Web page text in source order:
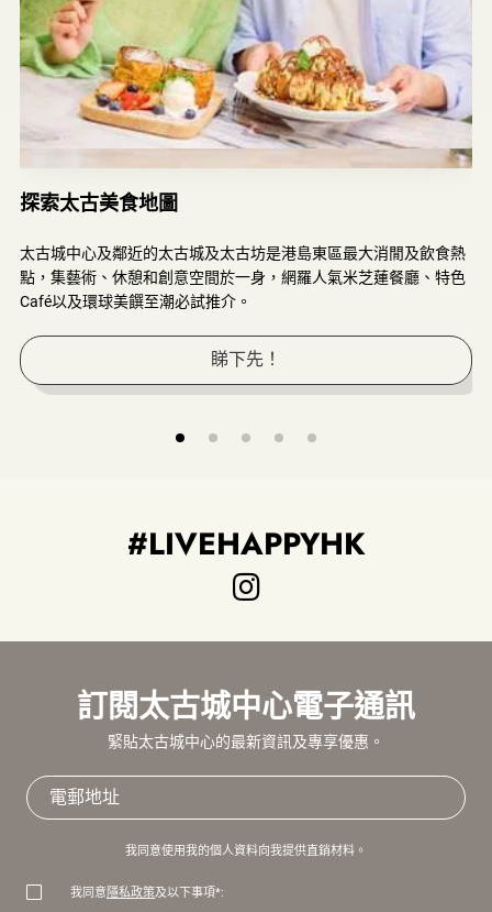
探索太古美食地圖
太古城中心及鄰近的太古城及太古坊是港島東區最大消閒及飲食熱
點 ， 集藝術、休憩和創意空間於一身 ， 網羅人氣米芝蓮餐廳、特色
Café以及環球美饌至潮必試推介。
睇下先！
太古城中心及鄰近的太古城及太古坊是港島東區最大消閒及飲食熱
點 ， 集藝術、休憩和創意空間於一身 ， 網羅人氣米芝蓮餐廳、特色
Café以及環球美饌至潮必試推介。
#LIVEHAPPYHK
訂閱太古城中心電子通訊
緊貼太古城中心的最新資訊及專享優惠。
我同意使用我的個人資料向我提供直銷材料。
我同意 隱私政策及以下事項*: